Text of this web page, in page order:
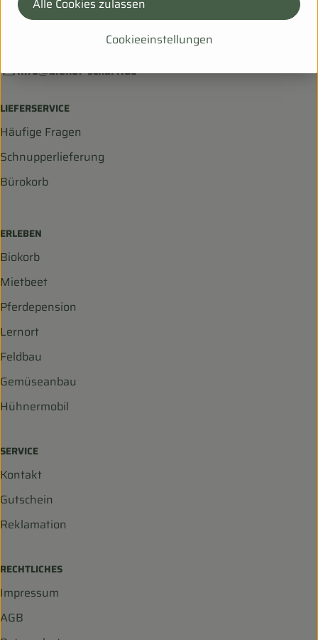
Hanfsack 50b,
info@biohof-scharf.de
LIEFERSERVICE
Häufige Fragen
Schnupperlieferung
Bürokorb
ERLEBEN
Biokorb
Mietbeet
Pferdepension
Lernort
Feldbau
Gemüseanbau
Hühnermobil
SERVICE
Kontakt
Gutschein
Reklamation
RECHTLICHES
Impressum
AGB
Cookieeinstellungen
Alle Cookies zulassen